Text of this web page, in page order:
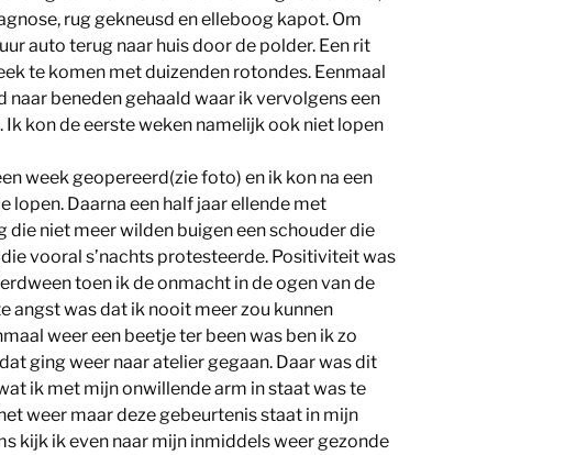
rug gekneusd en elleboog kapot. Om
auto terug naar huis door de polder. Een rit
te komen met duizenden rotondes. Eenmaal
naar beneden gehaald waar ik vervolgens een
Ik kon de eerste weken namelijk ook niet lopen
week geopereerd(zie foto) en ik kon na een
lopen. Daarna een half jaar ellende met
die niet meer wilden buigen een schouder die
vooral s’nachts protesteerde. Positiviteit was
toen ik de onmacht in de ogen van de
angst was dat ik nooit meer zou kunnen
weer een beetje ter been was ben ik zo
ging weer naar atelier gegaan. Daar was dit
ik met mijn onwillende arm in staat was te
weer maar deze gebeurtenis staat in mijn
kijk ik even naar mijn inmiddels weer gezonde